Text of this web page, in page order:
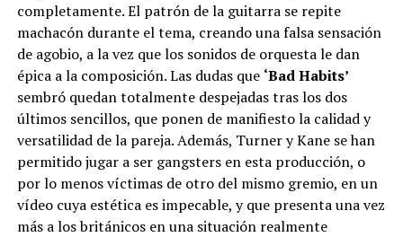
completamente. El patrón de la guitarra se repite
machacón durante el tema, creando una falsa sensación
de agobio, a la vez que los sonidos de orquesta le dan
épica a la composición. Las dudas que ‘Bad Habits’
sembró quedan totalmente despejadas tras los dos
últimos sencillos, que ponen de manifiesto la calidad y
versatilidad de la pareja. Además, Turner y Kane se han
permitido jugar a ser gangsters en esta producción, o
por lo menos víctimas de otro del mismo gremio, en un
vídeo cuya estética es impecable, y que presenta una vez
más a los británicos en una situación realmente